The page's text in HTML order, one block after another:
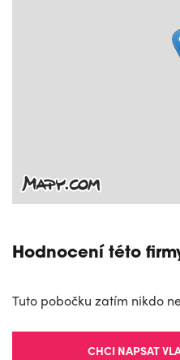
Hodnocení této
Tuto pobočku zatím nikdo
CHCI NAPSAT